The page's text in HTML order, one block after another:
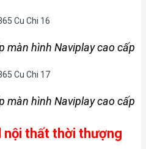
màn hình Naviplay cao cấp
màn hình Naviplay cao cấp
nội thất thời thượng